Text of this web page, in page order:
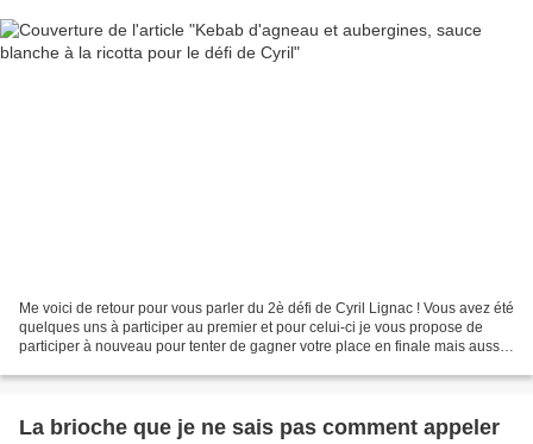
Me voici de retour pour vous parler du 2è défi de Cyril Lignac ! Vous avez été
quelques uns à participer au premier et pour celui-ci je vous propose de
participer à nouveau pour tenter de gagner votre place en finale mais aussi
La brioche que je ne sais pas comment appeler